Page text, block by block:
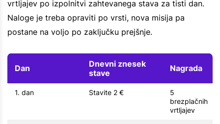
vrtljajev po izpolnitvi zahtevanega stava za tisti dan.
Naloge je treba opraviti po vrsti, nova misija pa
postane na voljo po zaključku prejšnje.
Dan
Dnevni znesek
stave
Nagrada
1. dan Stavite 2 €
5
brezplačnih
vrtljajev